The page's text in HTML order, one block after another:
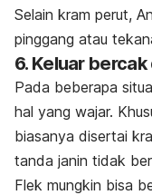
Selain kram perut,
pinggang atau
6. Keluar bercak
Pada beberapa
hal yang wajar.
biasanya disertai
tanda janin tidak
Flek mungkin bisa